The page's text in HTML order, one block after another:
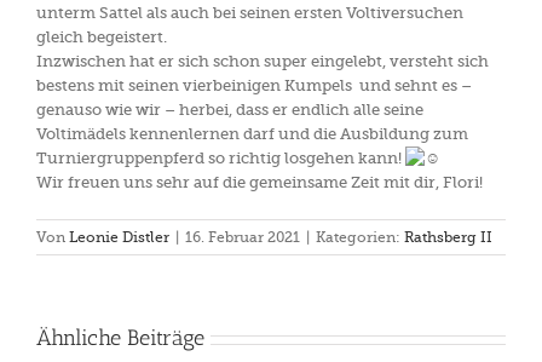
unterm Sattel als auch bei seinen ersten Voltiversuchen
gleich begeistert.
Inzwischen hat er sich schon super eingelebt, versteht sich
bestens mit seinen vierbeinigen Kumpels und sehnt es –
genauso wie wir – herbei, dass er endlich alle seine
Voltimädels kennenlernen darf und die Ausbildung zum
Turniergruppenpferd so richtig losgehen kann!
Wir freuen uns sehr auf die gemeinsame Zeit mit dir, Flori!
Von Leonie Distler 16. Februar 2021 Kategorien: Rathsberg II
Ähnliche Beiträge